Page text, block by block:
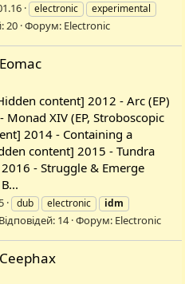
electronic
experimental
20 Форум: Electronic
content] 2012 - Arc (EP)
XIV (EP, Stroboscopic
2014 - Containing a
content] 2015 - Tundra
- Struggle & Emerge
dub electronic
idm
Відповідей: 14 Форум: Electronic
Ceephax